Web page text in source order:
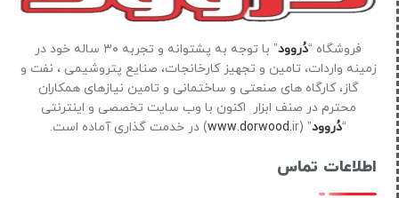
فروشگاه “دُروود
” با توجه به پشتوانه و تجربه ۳۰ ساله خود در
زمینه واردات، تامین و تجهیز کارخانجات، صنایع پتروشیمی ، نفت و
گاز، کارگاه های صنعتی و ساختمانی و تامین نیازهای همکاران
محترم در صنف ابزار اکنون با وب سایت تخصصی و اینترنتی
“دُروود” (
www.dorwood.ir) در خدمت گذاری آماده است.
اطلاعات تماس